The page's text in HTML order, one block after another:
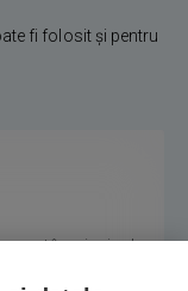
fi folosit și pentru
în principal